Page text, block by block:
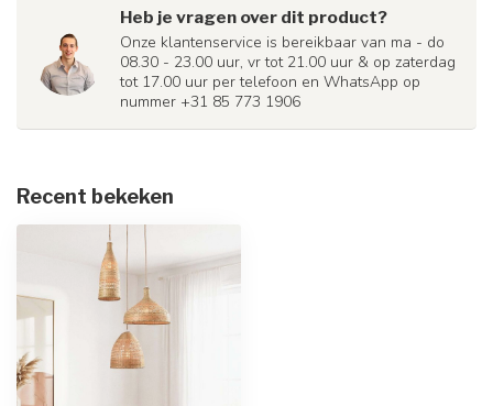
Heb je vragen over dit product?
Onze klantenservice is bereikbaar van ma - do
08.30 - 23.00 uur, vr tot 21.00 uur & op zaterdag
tot 17.00 uur per telefoon en WhatsApp op
nummer +31 85 773 1906
Recent bekeken